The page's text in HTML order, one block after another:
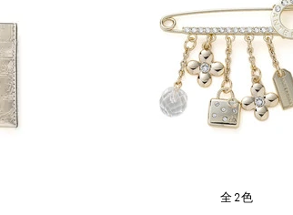
全2色